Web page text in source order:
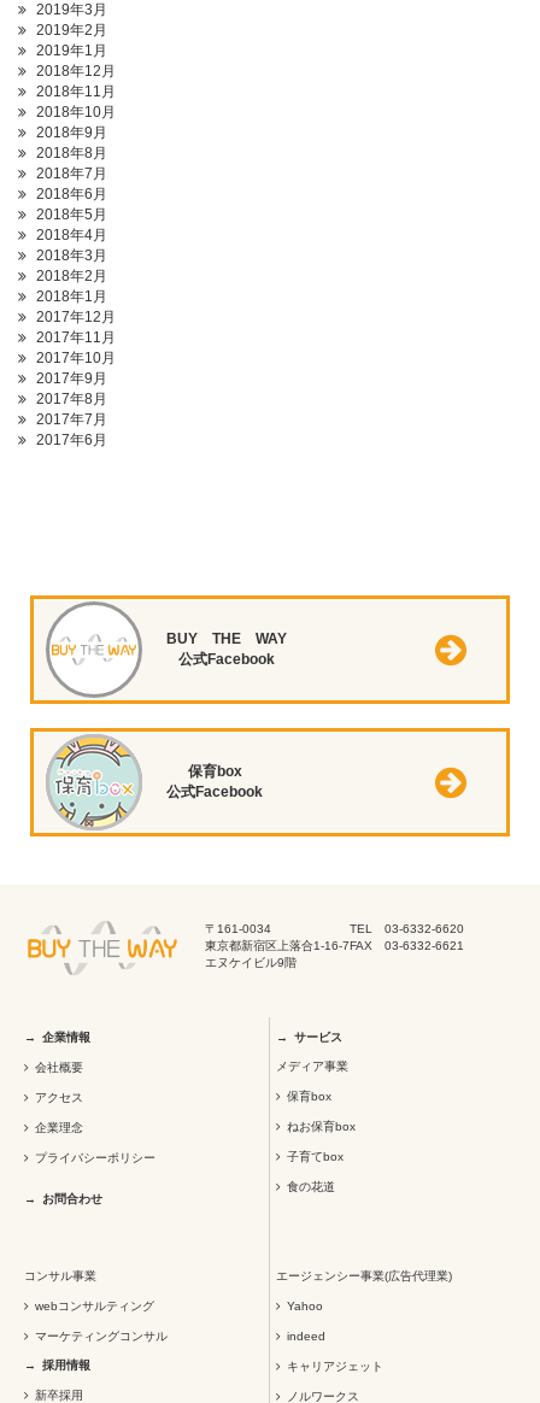
2019年3月
2019年2月
2019年1月
2018年12月
2018年11月
2018年10月
2018年9月
2018年8月
2018年7月
2018年6月
2018年5月
2018年4月
2018年3月
2018年2月
2018年1月
2017年12月
2017年11月
2017年10月
2017年9月
2017年8月
2017年7月
2017年6月
BUY THE WAY
公式Facebook
保育box
公式Facebook
〒161-0034
東京都新宿区上落合1-16-7
エヌケイビル9階
TEL 03-6332-6620
FAX 03-6332-6621
企業情報
会社概要
アクセス
企業理念
プライバシーポリシー
お問合わせ
サービス
メディア事業
保育box
ねお保育box
子育てbox
食の花道
コンサル事業
webコンサルティング
マーケティングコンサル
エージェンシー事業(広告代理業)
Yahoo
indeed
キャリアジェット
ノルワークス
採用情報
新卒採用